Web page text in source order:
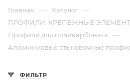
Главная — Каталог —
ПРОФИЛИ, КРЕПЕЖНЫЕ
Профили для поликарбоната —
Алюминиевые стыковочные
ФИЛЬТР